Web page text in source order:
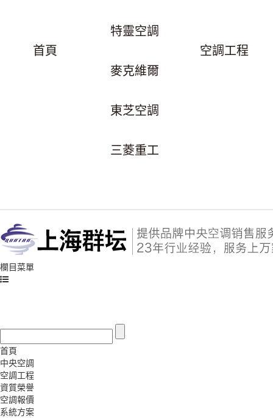
首頁
特靈空調
麥克維爾
東芝空調
三菱重工
空調工程
欄目菜單
首頁
中央空調
空調工程
資質榮譽
空調報價
系統方案